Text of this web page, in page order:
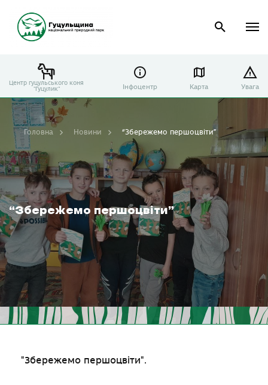
Центр гуцульського коня
"Гуцулик"
Інфоцентр Карта Увага
“Збережемо першоцвіти”
Головна Новини “Збережемо першоцвіти”
"Збережемо першоцвіти".